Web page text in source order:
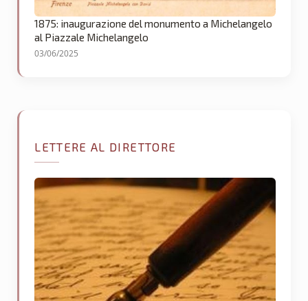
1875: inaugurazione del monumento a Michelangelo
al Piazzale Michelangelo
03/06/2025
LETTERE AL DIRETTORE